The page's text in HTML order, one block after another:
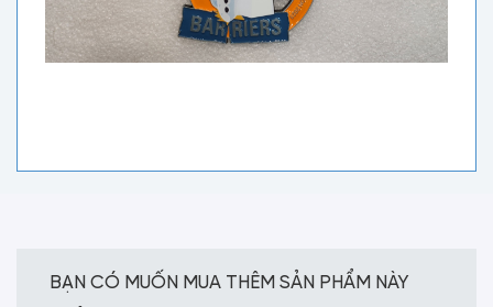
BẠN CÓ MUỐN MUA THÊM SẢN PHẨM NÀY